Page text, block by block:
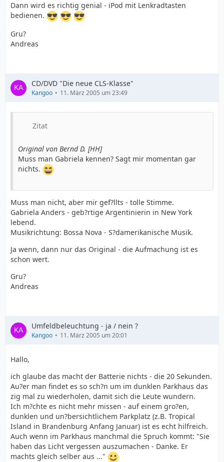
Dann wird es richtig genial - iPod mit Lenkradtasten
bedienen.
Gru?
Andreas
CD/DVD "Die neue CLS-Klasse"
Kangoo 11. März 2005 um 23:49
Zitat
Original von Bernd D. [HH]
Muss man Gabriela kennen? Sagt mir momentan gar
nichts.
Muss man nicht, aber mir gef?llts - tolle Stimme.
Gabriela Anders - geb?rtige Argentinierin in New York
lebend.
Musikrichtung: Bossa Nova - S?damerikanische Musik.
Ja wenn, dann nur das Original - die Aufmachung ist es
schon wert.
Gru?
Andreas
Umfeldbeleuchtung - ja / nein ?
Kangoo 11. März 2005 um 20:01
Hallo,
ich glaube das macht der Batterie nichts - die 20 Sekunden.
Au?er man findet es so sch?n um im dunklen Parkhaus das
zig mal zu wiederholen, damit sich die Leute wundern.
Ich m?chte es nicht mehr missen - auf einem gro?en,
dunklen und un?bersichtlichem Parkplatz (z.B. Tropical
Island in Brandenburg Anfang Januar) ist es echt hilfreich.
Auch wenn im Parkhaus manchmal die Spruch kommt: "Sie
haben das Licht vergessen auszumachen - Danke. Er
machts gleich selber aus ..."